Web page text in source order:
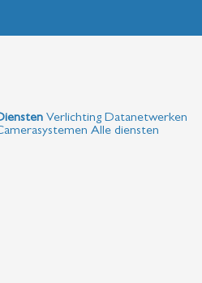
Verlichting Datanetwerken
Alle diensten